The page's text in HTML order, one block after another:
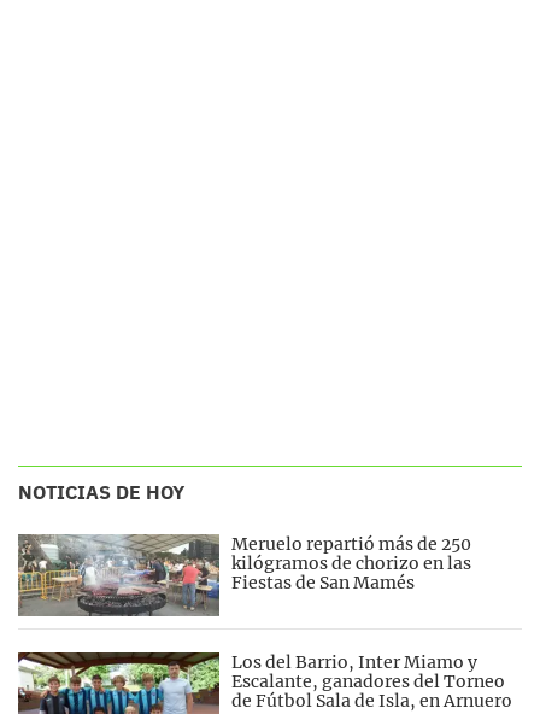
NOTICIAS DE HOY
Meruelo repartió más de 250
kilógramos de chorizo en las
Fiestas de San Mamés
Los del Barrio, Inter Miamo y
Escalante, ganadores del Torneo
de Fútbol Sala de Isla, en Arnuero